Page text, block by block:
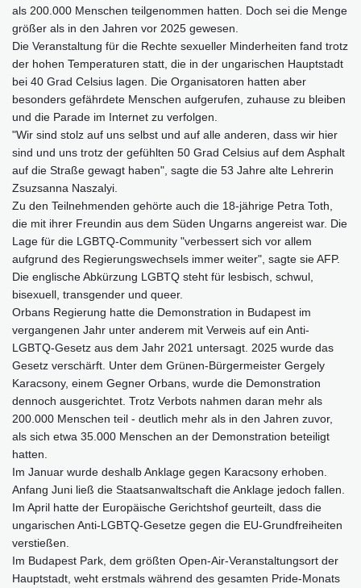
als 200.000 Menschen teilgenommen hatten. Doch sei die Menge
größer als in den Jahren vor 2025 gewesen.
Die Veranstaltung für die Rechte sexueller Minderheiten fand trotz
der hohen Temperaturen statt, die in der ungarischen Hauptstadt
bei 40 Grad Celsius lagen. Die Organisatoren hatten aber
besonders gefährdete Menschen aufgerufen, zuhause zu bleiben
und die Parade im Internet zu verfolgen.
"Wir sind stolz auf uns selbst und auf alle anderen, dass wir hier
sind und uns trotz der gefühlten 50 Grad Celsius auf dem Asphalt
auf die Straße gewagt haben", sagte die 53 Jahre alte Lehrerin
Zsuzsanna Naszalyi.
Zu den Teilnehmenden gehörte auch die 18-jährige Petra Toth,
die mit ihrer Freundin aus dem Süden Ungarns angereist war. Die
Lage für die LGBTQ-Community "verbessert sich vor allem
aufgrund des Regierungswechsels immer weiter", sagte sie AFP.
Die englische Abkürzung LGBTQ steht für lesbisch, schwul,
bisexuell, transgender und queer.
Orbans Regierung hatte die Demonstration in Budapest im
vergangenen Jahr unter anderem mit Verweis auf ein Anti-
LGBTQ-Gesetz aus dem Jahr 2021 untersagt. 2025 wurde das
Gesetz verschärft. Unter dem Grünen-Bürgermeister Gergely
Karacsony, einem Gegner Orbans, wurde die Demonstration
dennoch ausgerichtet. Trotz Verbots nahmen daran mehr als
200.000 Menschen teil - deutlich mehr als in den Jahren zuvor,
als sich etwa 35.000 Menschen an der Demonstration beteiligt
hatten.
Im Januar wurde deshalb Anklage gegen Karacsony erhoben.
Anfang Juni ließ die Staatsanwaltschaft die Anklage jedoch fallen.
Im April hatte der Europäische Gerichtshof geurteilt, dass die
ungarischen Anti-LGBTQ-Gesetze gegen die EU-Grundfreiheiten
verstießen.
Im Budapest Park, dem größten Open-Air-Veranstaltungsort der
Hauptstadt, weht erstmals während des gesamten Pride-Monats